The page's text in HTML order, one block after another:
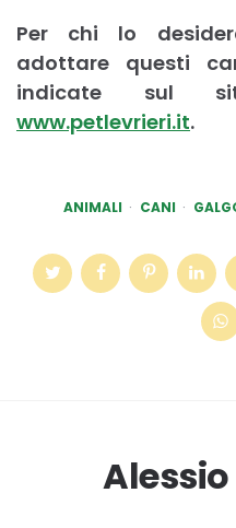
Per chi lo
adottare questi
indicate sul sito
www.petlevrieri.it.
ANIMALI CANI